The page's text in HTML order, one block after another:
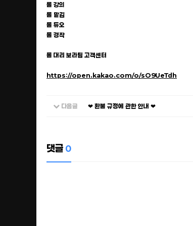
롤 강의
롤 맡김
롤 듀오
롤 경작
롤 대리 보라팀 고객센터
https://open.kakao.com/o/sO9UeTdh
다음글 ❤ 환불 규정에 관한 안내 ❤
댓글 0